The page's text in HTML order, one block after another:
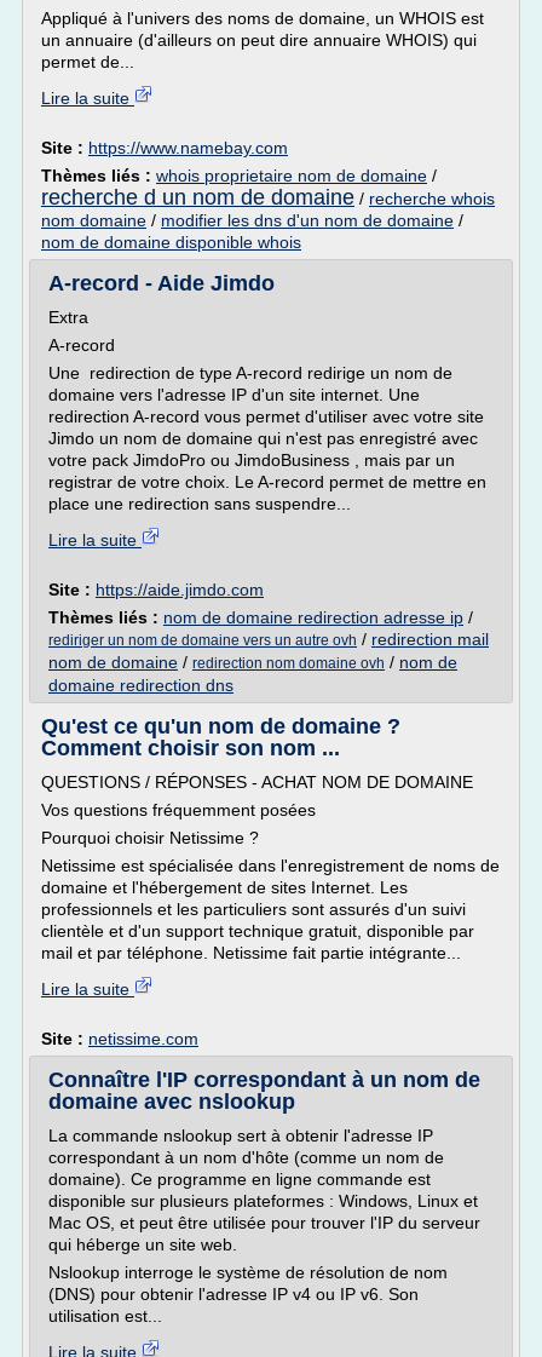
Appliqué à l'univers des noms de domaine, un WHOIS est
un annuaire (d'ailleurs on peut dire annuaire WHOIS) qui
permet de...
Lire la suite
Site : https://www.namebay.com
Thèmes liés : whois proprietaire nom de domaine /
recherche d un nom de domaine / recherche whois
nom domaine / modifier les dns d'un nom de domaine /
nom de domaine disponible whois
A-record - Aide Jimdo
Extra
A-record
Une redirection de type A-record redirige un nom de
domaine vers l'adresse IP d'un site internet. Une
redirection A-record vous permet d'utiliser avec votre site
Jimdo un nom de domaine qui n'est pas enregistré avec
votre pack JimdoPro ou JimdoBusiness , mais par un
registrar de votre choix. Le A-record permet de mettre en
place une redirection sans suspendre...
Lire la suite
Site : https://aide.jimdo.com
Thèmes liés : nom de domaine redirection adresse ip /
rediriger un nom de domaine vers un autre ovh / redirection mail
nom de domaine / redirection nom domaine ovh / nom de
domaine redirection dns
Qu'est ce qu'un nom de domaine ?
Comment choisir son nom ...
QUESTIONS / RÉPONSES - ACHAT NOM DE DOMAINE
Vos questions fréquemment posées
Pourquoi choisir Netissime ?
Netissime est spécialisée dans l'enregistrement de noms de
domaine et l'hébergement de sites Internet. Les
professionnels et les particuliers sont assurés d'un suivi
clientèle et d'un support technique gratuit, disponible par
mail et par téléphone. Netissime fait partie intégrante...
Lire la suite
Site : netissime.com
Connaître l'IP correspondant à un nom de
domaine avec nslookup
La commande nslookup sert à obtenir l'adresse IP
correspondant à un nom d'hôte (comme un nom de
domaine). Ce programme en ligne commande est
disponible sur plusieurs plateformes : Windows, Linux et
Mac OS, et peut être utilisée pour trouver l'IP du serveur
qui héberge un site web.
Nslookup interroge le système de résolution de nom
(DNS) pour obtenir l'adresse IP v4 ou IP v6. Son
utilisation est...
Lire la suite